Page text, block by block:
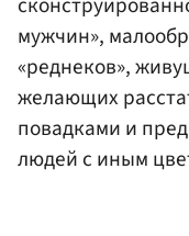
мужчин»,
«реднеков»,
желающих
повадками и
людей с иным